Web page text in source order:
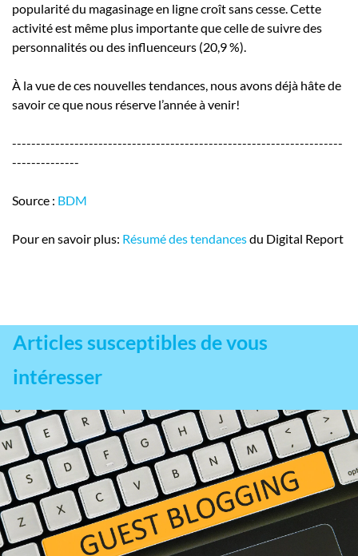
popularité du magasinage en ligne croît sans cesse. Cette
activité est même plus importante que celle de suivre des
personnalités ou des influenceurs (20,9 %).
À la vue de ces nouvelles tendances, nous avons déjà hâte de
savoir ce que nous réserve l’année à venir!
---------------------------------------------------------------------
--------------
Source : BDM
Pour en savoir plus: Résumé des tendancesdu Digital Report
Articles susceptibles de vous
intéresser